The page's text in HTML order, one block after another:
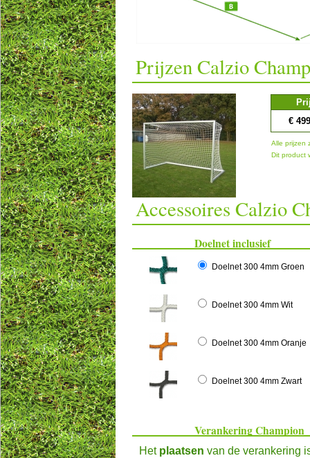
Prijzen Calzio
€
Alle prijzen
Dit product
Accessoires Calzio
Doelnet inclusief
Doelnet 300 4mm Groen
Doelnet 300 4mm Wit
Doelnet 300 4mm Oranje
Doelnet 300 4mm Zwart
Verankering Champion
Het plaatsen van de verankering